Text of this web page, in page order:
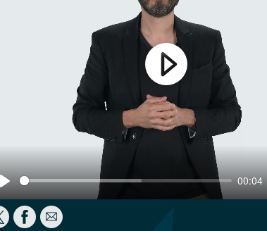
Play
00:04
Play